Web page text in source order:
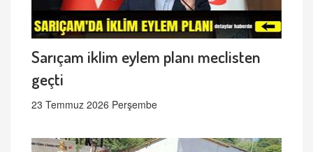
Sarıçam iklim eylem planı meclisten
geçti
23 Temmuz 2026 Perşembe